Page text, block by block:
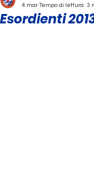
Esordienti
4 mar Tempo di lettura: 3